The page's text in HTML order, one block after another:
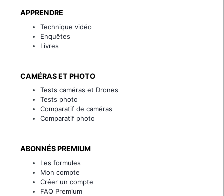
APPRENDRE
Technique vidéo
Enquêtes
Livres
CAMÉRAS ET PHOTO
Tests caméras et Drones
Tests photo
Comparatif de caméras
Comparatif photo
ABONNÉS PREMIUM
Les formules
Mon compte
Créer un compte
FAQ Premium